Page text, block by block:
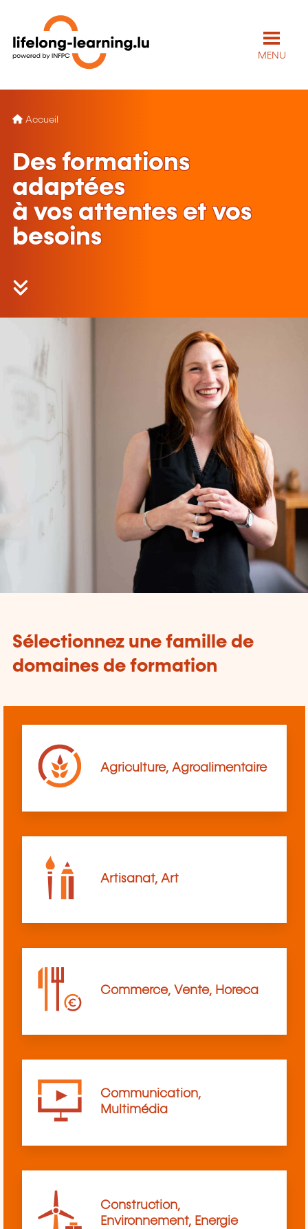
MENU
Accueil
Des formations
adaptées
à vos attentes et vos
besoins
Sélectionnez une famille de
domaines de formation
Agriculture, Agroalimentaire
Artisanat, Art
Commerce, Vente, Horeca
Communication,
Multimédia
Construction,
Environnement, Energie